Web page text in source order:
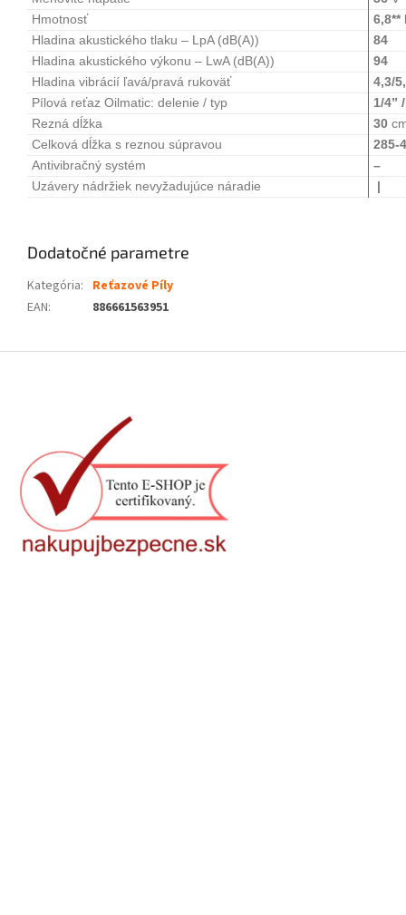
Hmotnosť
6,8**
Hladina akustického tlaku – LpA (dB(A))
84
Hladina akustického výkonu – LwA (dB(A))
94
Hladina vibrácií ľavá/pravá rukoväť
4,3/
Pílová reťaz Oilmatic: delenie / typ
1/4”
Rezná dĺžka
30
Celková dĺžka s reznou súpravou
285-
Antivibračný systém
–
Uzávery nádržiek nevyžadujúce náradie
|
Dodatočné parametre
Kategória: Reťazové Píly
EAN: 886661563951